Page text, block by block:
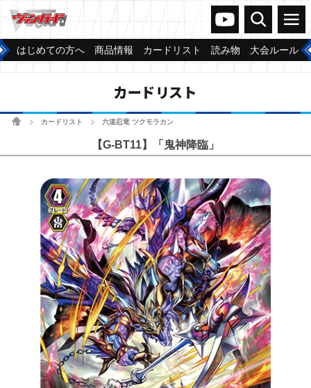
ヴァンガードch
検索 メニュー
はじめての方へ 商品情報 カードリスト 読み物 大会ルール
カードリスト
ホームカードリスト 六道忍竜 ツクモラカン
【G-BT11】「鬼神降臨」